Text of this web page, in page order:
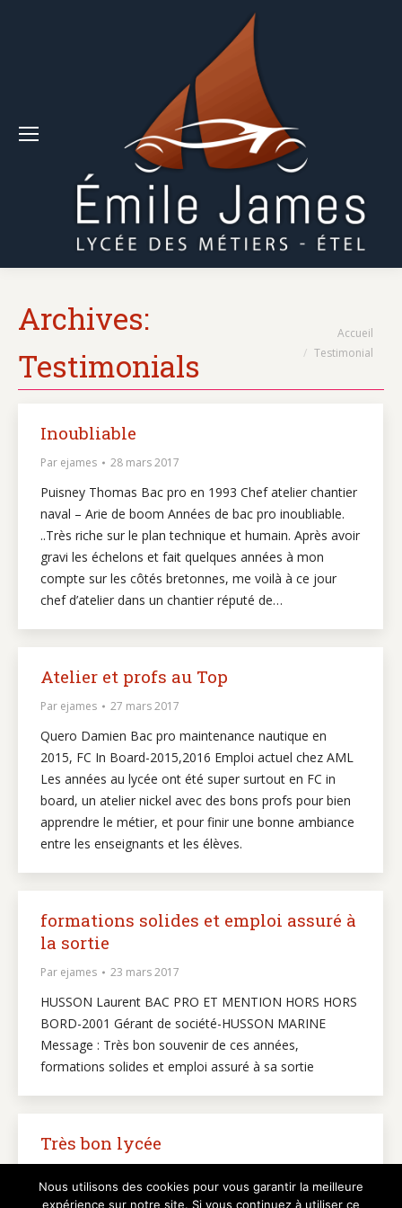
Archives:
Testimonials
Vous êtes ici :Accueil
Testimonial
Inoubliable
Par ejames 28 mars 2017
Puisney Thomas Bac pro en 1993 Chef atelier chantier
naval – Arie de boom Années de bac pro inoubliable.
..Très riche sur le plan technique et humain. Après avoir
gravi les échelons et fait quelques années à mon
compte sur les côtés bretonnes, me voilà à ce jour
chef d’atelier dans un chantier réputé de…
Atelier et profs au Top
Par ejames 27 mars 2017
Quero Damien Bac pro maintenance nautique en
2015, FC In Board-2015,2016 Emploi actuel chez AML
Les années au lycée ont été super surtout en FC in
board, un atelier nickel avec des bons profs pour bien
apprendre le métier, et pour finir une bonne ambiance
entre les enseignants et les élèves.
formations solides et emploi assuré à
la sortie
Par ejames 23 mars 2017
HUSSON Laurent BAC PRO ET MENTION HORS HORS
BORD-2001 Gérant de société-HUSSON MARINE
Message : Très bon souvenir de ces années,
formations solides et emploi assuré à sa sortie
Très bon lycée
“Très bon lycée pour le domaine du nautisme”.
Nous utilisons des cookies pour vous garantir la meilleure
expérience sur notre site. Si vous continuez à utiliser ce